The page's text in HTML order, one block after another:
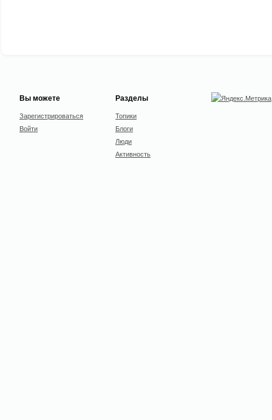
Вы можете
Зарегистрироваться
Войти
Разделы
Топики
Блоги
Люди
Активность